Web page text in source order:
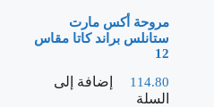
مروحة أكس مارت
ستانلس براند كاتا مقاس
12
114.80
إضافة إلى
السلة